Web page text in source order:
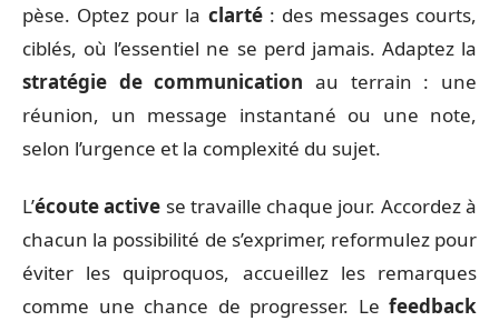
pèse. Optez pour la clarté: des messages courts,
ciblés, où l’essentiel ne se perd jamais. Adaptez la
stratégie de communication au terrain : une
réunion, un message instantané ou une note,
selon l’urgence et la complexité du sujet.
L’écoute active se travaille chaque jour. Accordez à
chacun la possibilité de s’exprimer, reformulez pour
éviter les quiproquos, accueillez les remarques
comme une chance de progresser. Le feedback